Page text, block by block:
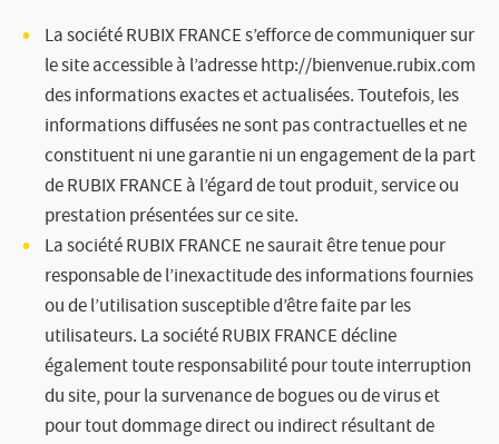
La société RUBIX FRANCE s’efforce de communiquer sur
le site accessible à l’adresse http://bienvenue.rubix.com
des informations exactes et actualisées. Toutefois, les
informations diffusées ne sont pas contractuelles et ne
constituent ni une garantie ni un engagement de la part
de RUBIX FRANCE à l’égard de tout produit, service ou
prestation présentées sur ce site.
La société RUBIX FRANCE ne saurait être tenue pour
responsable de l’inexactitude des informations fournies
ou de l’utilisation susceptible d’être faite par les
utilisateurs. La société RUBIX FRANCE décline
également toute responsabilité pour toute interruption
du site, pour la survenance de bogues ou de virus et
pour tout dommage direct ou indirect résultant de